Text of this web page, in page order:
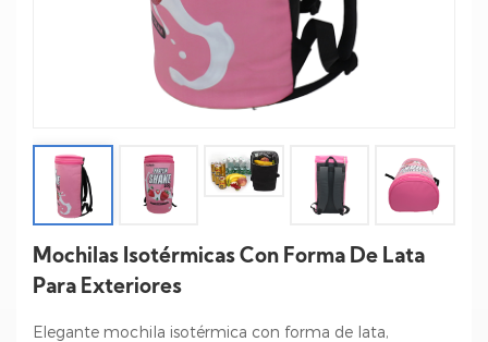
Mochilas Isotérmicas Con Forma De Lata
Para Exteriores
Elegante mochila isotérmica con forma de lata,